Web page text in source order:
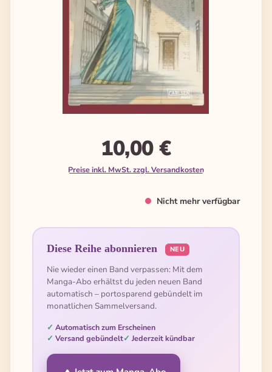
10,00 €
Preise inkl. MwSt. zzgl. Versandkosten
Nicht mehr verfügbar
Diese Reihe abonnieren NEU
Nie wieder einen Band verpassen: Mit dem
Manga-Abo erhältst du jeden neuen Band
automatisch – portosparend gebündelt im
monatlichen Sammelversand.
Automatisch zum Erscheinen
Versand gebündelt
Jederzeit kündbar